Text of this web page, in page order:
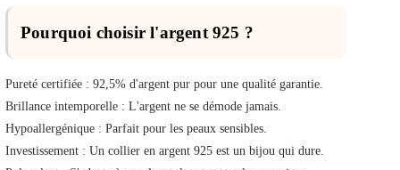
Pourquoi choisir l'argent 925 ?
Pureté certifiée : 92,5% d'argent pur pour une qualité garantie.
Brillance intemporelle : L'argent ne se démode jamais.
Hypoallergénique : Parfait pour les peaux sensibles.
Investissement : Un collier en argent 925 est un bijou qui dure.